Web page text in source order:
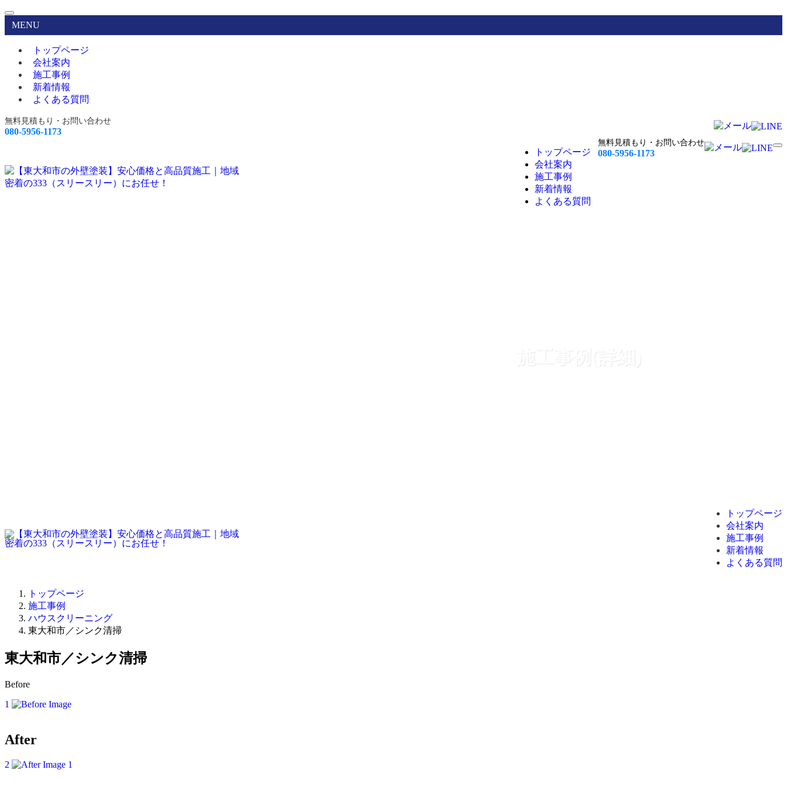
MENU
トップページ
会社案内
施工事例
新着情報
よくある質問
無料見積もり・お問い合わせ
080-5956-1173
トップページ
会社案内
施工事例
新着情報
よくある質問
無料見積もり・お問い合わせ
080-5956-1173
施工事例(詳細)
トップページ
会社案内
施工事例
新着情報
よくある質問
トップページ
施工事例
ハウスクリーニング
東大和市／シンク清掃
東大和市／シンク清掃
Before
1
After
2